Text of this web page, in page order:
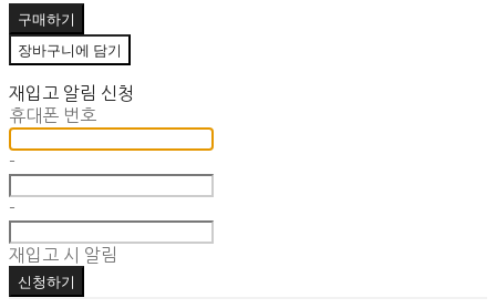
구매하기
장바구니에 담기
재입고 알림 신청
휴대폰 번호
-
-
재입고 시 알림
신청하기